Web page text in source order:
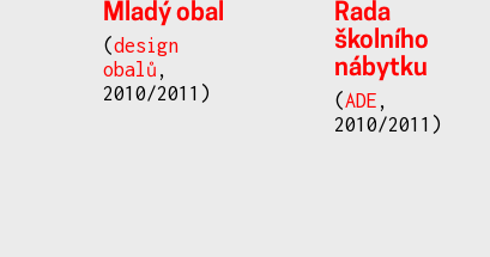
Mladý obal
(design
obalů ,
2010/2011)
Řada
školního
nábytku
(ADE ,
2010/2011)